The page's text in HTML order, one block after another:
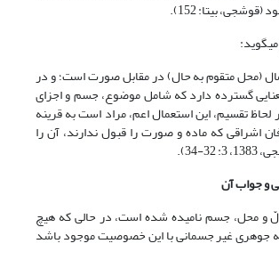
بی‏تا: 152).
(محل متقوم به حال) در مقابل صورت است؛ و در
گسترده دارد که شامل موضوع، جسم و اجزای
لحاظ تقسیم، این استعمال اعم، مراد است به قرینه
اشراقی که ماده و صورت را قبول ندارند، آن را
34).
و جواب آن
و محل، جسم نامیده شده است، در حالی که هیچ
جوهری غیر جسمانی با این خصوصیت موجود باشد